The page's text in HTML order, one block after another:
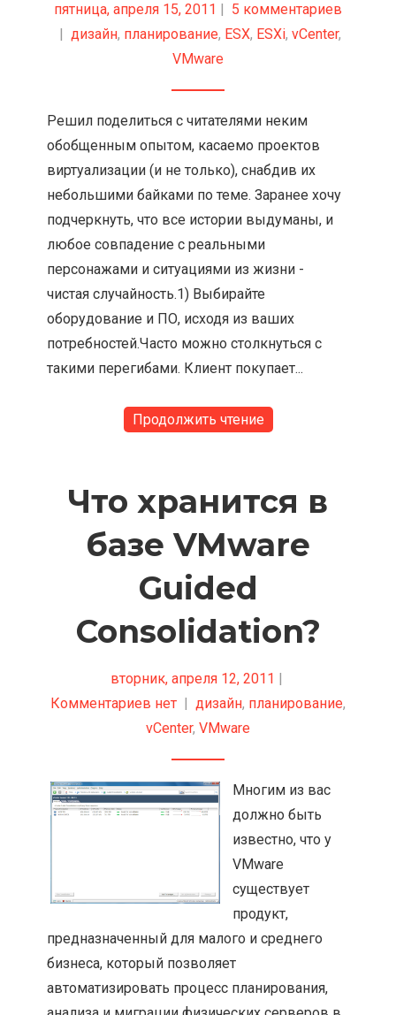
пятница, апреля 15, 2011
5 комментариев
дизайн, планирование, ESX, ESXi, vCenter,
VMware
Решил поделиться с читателями неким
обобщенным опытом, касаемо проектов
виртуализации (и не только), снабдив их
небольшими байками по теме. Заранее хочу
подчеркнуть, что все истории выдуманы, и
любое совпадение с реальными
персонажами и ситуациями из жизни -
чистая случайность.1) Выбирайте
оборудование и ПО, исходя из ваших
потребностей.Часто можно столкнуться с
такими перегибами. Клиент покупает...
Продолжить чтение
Что хранится в
базе VMware
Guided
Consolidation?
вторник, апреля 12, 2011 |
Комментариев нет | дизайн, планирование,
vCenter, VMware
Многим из вас
должно быть
известно, что у
VMware
существует
продукт,
предназначенный для малого и среднего
бизнеса, который позволяет
автоматизировать процесс планирования,